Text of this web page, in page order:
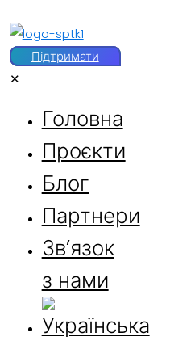
Підтримати
✕
Головна
Проєкти
Блог
Партнери
Звʼязок
з нами